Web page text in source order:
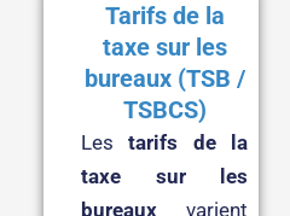
Tarifs de la
taxe sur les
bureaux (TSB /
TSBCS)
Lestarifs de la
taxe sur les
bureaux varient